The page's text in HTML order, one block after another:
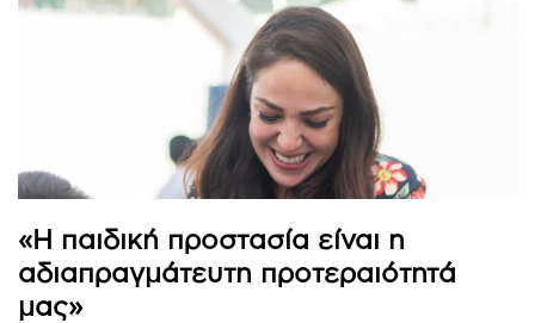
«Η παιδική προστασία είναι η
αδιαπραγμάτευτη προτεραιότητά
μας»